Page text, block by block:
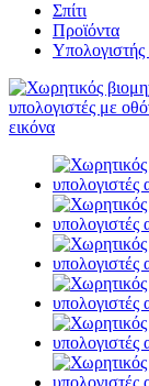
Σπίτι
Προϊόντα